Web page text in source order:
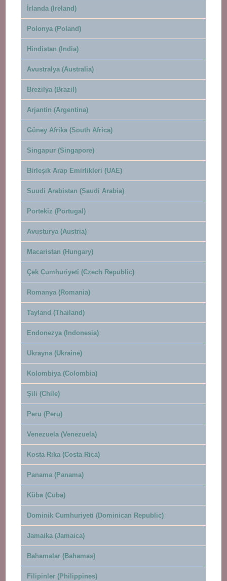
İrlanda (Ireland)
Polonya (Poland)
Hindistan (India)
Avustralya (Australia)
Brezilya (Brazil)
Arjantin (Argentina)
Güney Afrika (South Africa)
Singapur (Singapore)
Birleşik Arap Emirlikleri (UAE)
Suudi Arabistan (Saudi Arabia)
Portekiz (Portugal)
Avusturya (Austria)
Macaristan (Hungary)
Çek Cumhuriyeti (Czech Republic)
Romanya (Romania)
Tayland (Thailand)
Endonezya (Indonesia)
Ukrayna (Ukraine)
Kolombiya (Colombia)
Şili (Chile)
Peru (Peru)
Venezuela (Venezuela)
Kosta Rika (Costa Rica)
Panama (Panama)
Küba (Cuba)
Dominik Cumhuriyeti (Dominican Republic)
Jamaika (Jamaica)
Bahamalar (Bahamas)
Filipinler (Philippines)